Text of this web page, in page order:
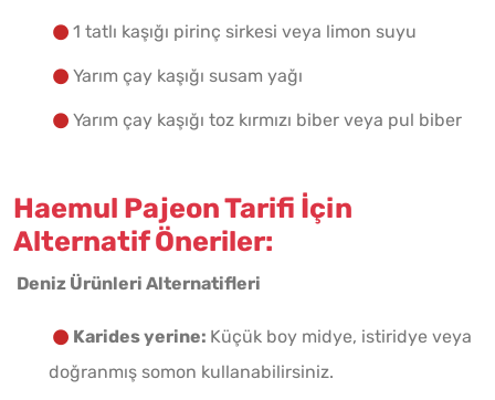
1 tatlı kaşığı pirinç sirkesi veya limon suyu
Yarım çay kaşığı susam yağı
Yarım çay kaşığı toz kırmızı biber veya pul biber
Haemul Pajeon Tarifi İçin
Alternatif Öneriler:
Deniz Ürünleri Alternatifleri
Karides yerine: Küçük boy midye, istiridye veya
doğranmış somon kullanabilirsiniz.